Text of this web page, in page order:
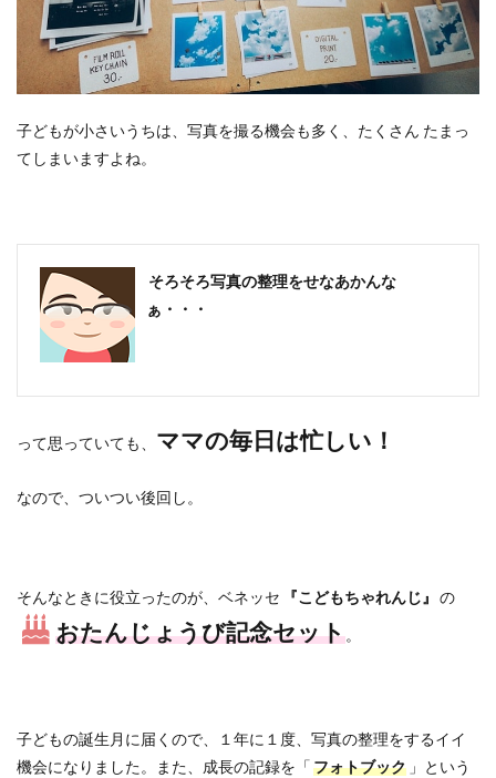
子どもが小さいうちは、写真を撮る機会も多く、たくさん たまっ
てしまいますよね。
そろそろ写真の整理をせなあかんな
ぁ・・・
って思っていても、 ママの毎日は忙しい！
なので、ついつい後回し。
そんなときに役立ったのが、ベネッセ 『こどもちゃれんじ』 の
おたんじょうび記念セット。
子どもの誕生月に届くので、１年に１度、写真の整理をするイイ
機会になりました。また、成長の記録を「フォトブック 」という